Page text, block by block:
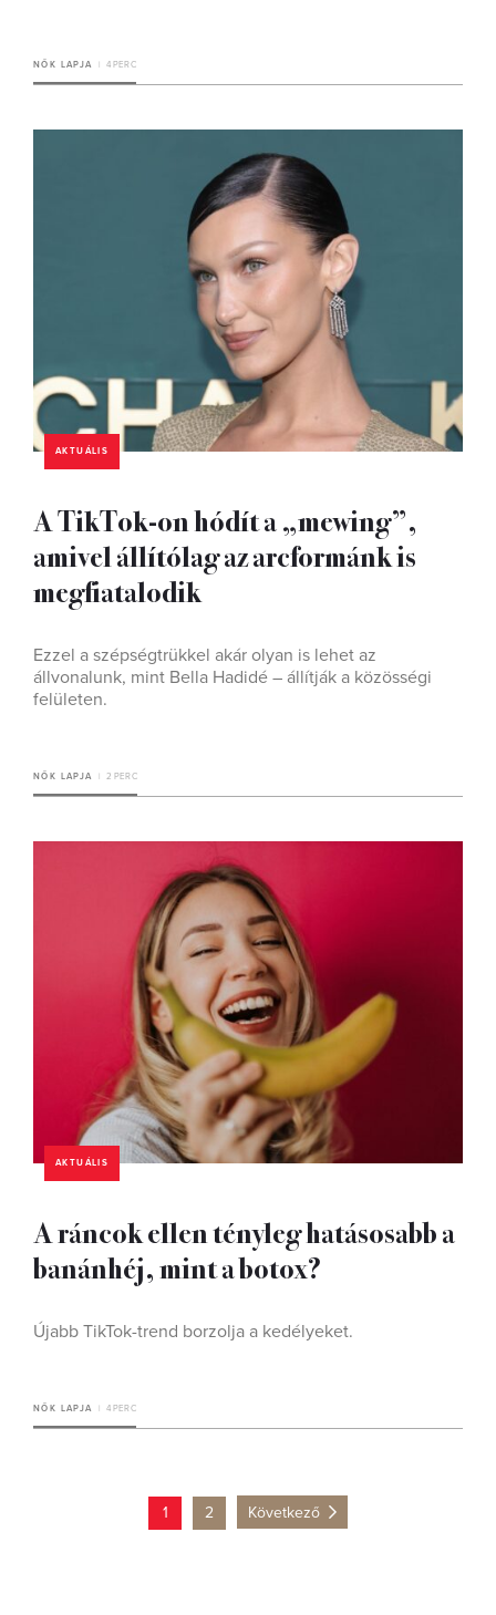
NŐK LAPJA 4 PERC
AKTUÁLIS
A TikTok-on hódít a „mewing”,
amivel állítólag az arcformánk is
megfiatalodik
Ezzel a szépségtrükkel akár olyan is lehet az
állvonalunk, mint Bella Hadidé – állítják a közösségi
felületen.
NŐK LAPJA 2 PERC
AKTUÁLIS
A ráncok ellen tényleg hatásosabb a
banánhéj, mint a botox?
Újabb TikTok-trend borzolja a kedélyeket.
NŐK LAPJA 4 PERC
1 2 Következő